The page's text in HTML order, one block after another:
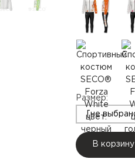
Размер:
В корзину